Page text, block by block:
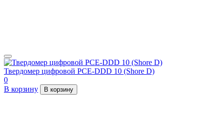
Твердомер цифровой PCE-DDD 10 (Shore D)
0
В корзину
В корзину